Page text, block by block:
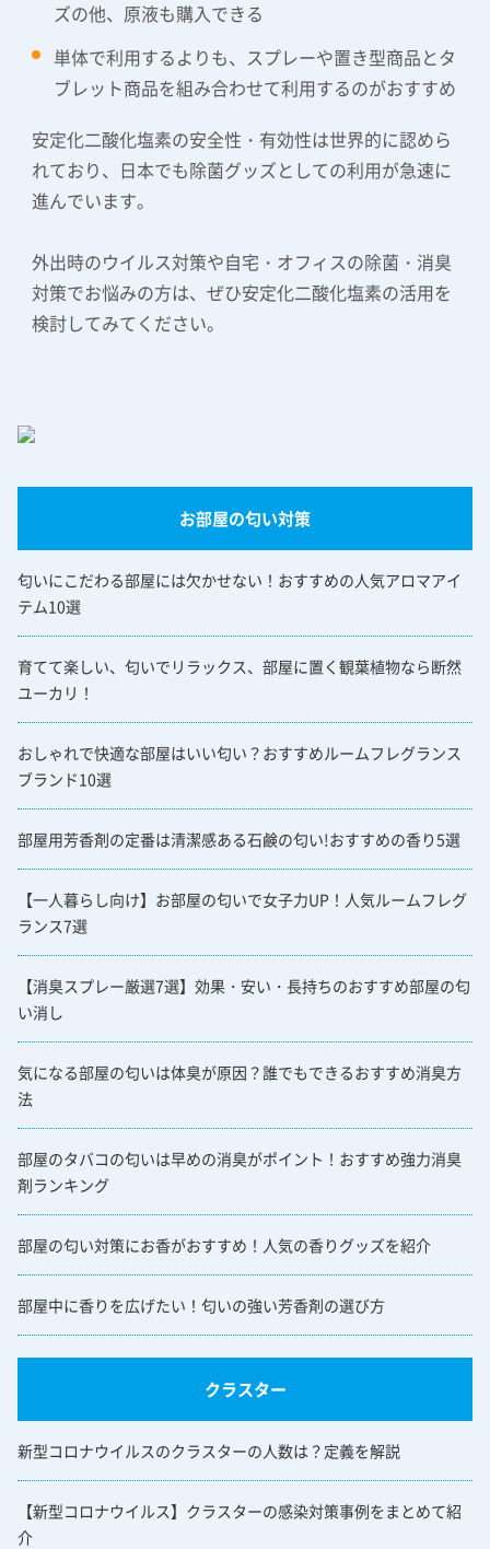
ズの他、原液も購入できる
単体で利用するよりも、スプレーや置き型商品とタ
ブレット商品を組み合わせて利用するのがおすすめ
安定化二酸化塩素の安全性・有効性は世界的に認めら
れており、日本でも除菌グッズとしての利用が急速に
進んでいます。
外出時のウイルス対策や自宅・オフィスの除菌・消臭
対策でお悩みの方は、ぜひ安定化二酸化塩素の活用を
検討してみてください。
お部屋の匂い対策
匂いにこだわる部屋には欠かせない！おすすめの人気アロマアイ
テム10選
育てて楽しい、匂いでリラックス、部屋に置く観葉植物なら断然
ユーカリ！
おしゃれで快適な部屋はいい匂い？おすすめルームフレグランス
ブランド10選
部屋用芳香剤の定番は清潔感ある石鹸の匂い!おすすめの香り5選
【一人暮らし向け】お部屋の匂いで女子力UP！人気ルームフレグ
ランス7選
【消臭スプレー厳選7選】効果・安い・長持ちのおすすめ部屋の匂
い消し
気になる部屋の匂いは体臭が原因？誰でもできるおすすめ消臭方
法
部屋のタバコの匂いは早めの消臭がポイント！おすすめ強力消臭
剤ランキング
部屋の匂い対策にお香がおすすめ！人気の香りグッズを紹介
部屋中に香りを広げたい！匂いの強い芳香剤の選び方
クラスター
新型コロナウイルスのクラスターの人数は？定義を解説
【新型コロナウイルス】クラスターの感染対策事例をまとめて紹
介